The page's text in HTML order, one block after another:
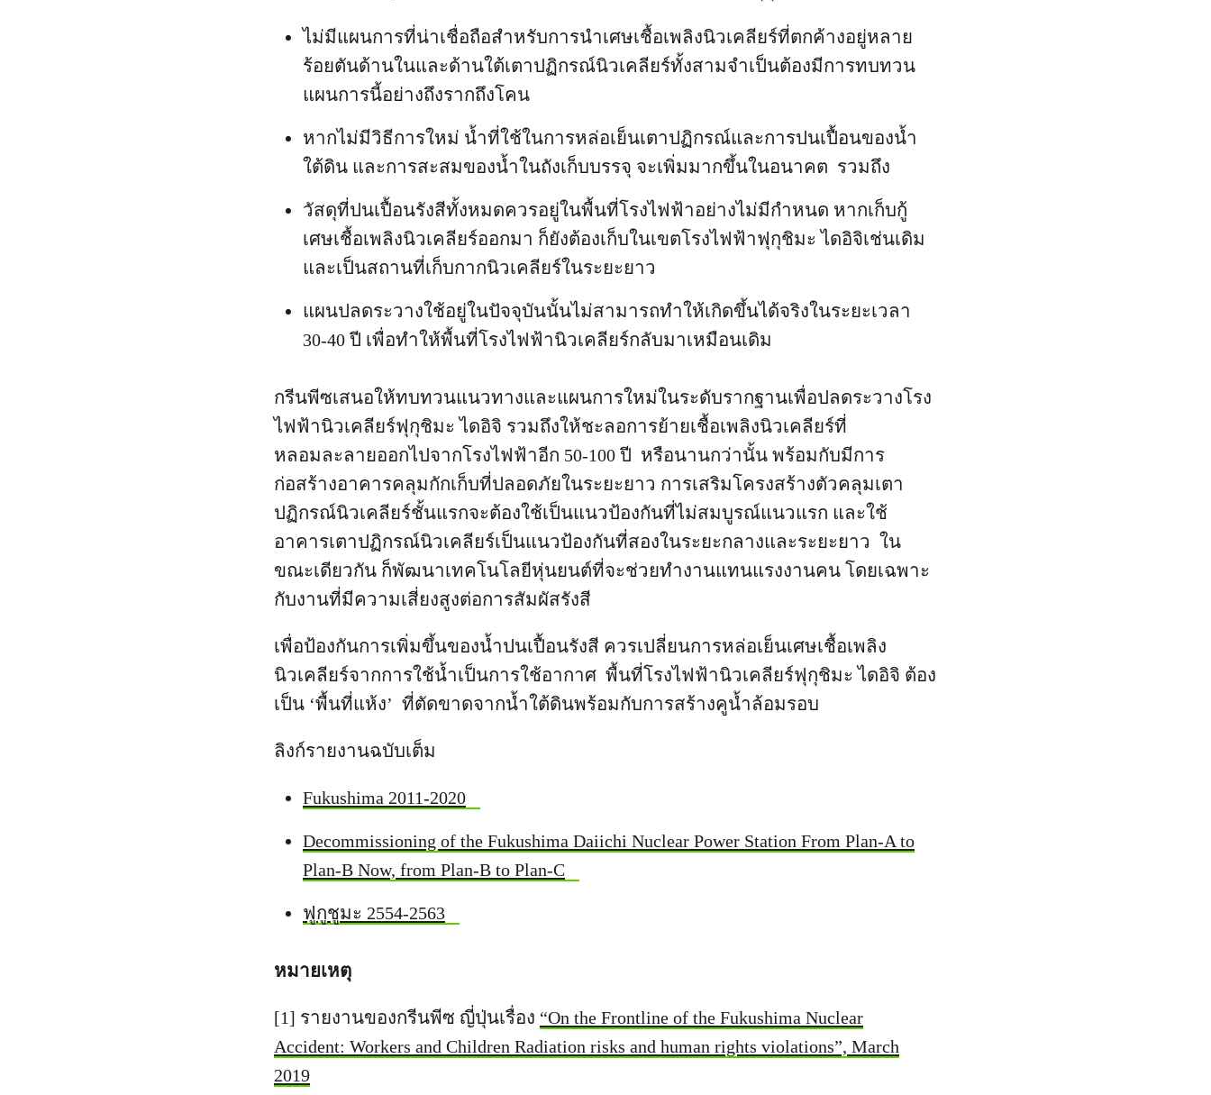
ไม่มีแผนการที่น่าเชื่อถือสำหรับการนำเศษเชื้อเพลิงนิวเคลียร์ที่ตกค้างอยู่หลาย
ร้อยตันด้านในและด้านใต้เตาปฏิกรณ์นิวเคลียร์ทั้งสามจำเป็นต้องมีการทบทวน
แผนการนี้อย่างถึงรากถึงโคน
หากไม่มีวิธีการใหม่ น้ำที่ใช้ในการหล่อเย็นเตาปฏิกรณ์และการปนเปื้อนของน้ำ
ใต้ดิน และการสะสมของน้ำในถังเก็บบรรจุ จะเพิ่มมากขึ้นในอนาคต รวมถึง
วัสดุที่ปนเปื้อนรังสีทั้งหมดควรอยู่ในพื้นที่โรงไฟฟ้าอย่างไม่มีกำหนด หากเก็บกู้
เศษเชื้อเพลิงนิวเคลียร์ออกมา ก็ยังต้องเก็บในเขตโรงไฟฟ้าฟุกุชิมะ ไดอิจิเช่นเดิม
และเป็นสถานที่เก็บกากนิวเคลียร์ในระยะยาว
แผนปลดระวางใช้อยู่ในปัจจุบันนั้นไม่สามารถทำให้เกิดขึ้นได้จริงในระยะเวลา
30-40 ปี เพื่อทำให้พื้นที่โรงไฟฟ้านิวเคลียร์กลับมาเหมือนเดิม
กรีนพีซเสนอให้ทบทวนแนวทางและแผนการใหม่ในระดับรากฐานเพื่อปลดระวางโรง
ไฟฟ้านิวเคลียร์ฟุกุชิมะ ไดอิจิ รวมถึงให้ชะลอการย้ายเชื้อเพลิงนิวเคลียร์ที่
หลอมละลายออกไปจากโรงไฟฟ้าอีก 50-100 ปี หรือนานกว่านั้น พร้อมกับมีการ
ก่อสร้างอาคารคลุมกักเก็บที่ปลอดภัยในระยะยาว การเสริมโครงสร้างตัวคลุมเตา
ปฏิกรณ์นิวเคลียร์ชั้นแรกจะต้องใช้เป็นแนวป้องกันที่ไม่สมบูรณ์แนวแรก และใช้
อาคารเตาปฏิกรณ์นิวเคลียร์เป็นแนวป้องกันที่สองในระยะกลางและระยะยาว ใน
ขณะเดียวกัน ก็พัฒนาเทคโนโลยีหุ่นยนต์ที่จะช่วยทำงานแทนแรงงานคน โดยเฉพาะ
กับงานที่มีความเสี่ยงสูงต่อการสัมผัสรังสี
เพื่อป้องกันการเพิ่มขึ้นของน้ำปนเปื้อนรังสี ควรเปลี่ยนการหล่อเย็นเศษเชื้อเพลิง
นิวเคลียร์จากการใช้น้ำเป็นการใช้อากาศ พื้นที่โรงไฟฟ้านิวเคลียร์ฟุกุชิมะ ไดอิจิ ต้อง
เป็น ‘พื้นที่แห้ง’ ที่ตัดขาดจากน้ำใต้ดินพร้อมกับการสร้างคูน้ำล้อมรอบ
ลิงก์รายงานฉบับเต็ม
Fukushima 2011-2020
Decommissioning of the Fukushima Daiichi Nuclear Power Station From Plan-A to
Plan-B Now, from Plan-B to Plan-C
ฟูกูชูมะ 2554-2563
หมายเหตุ
[1] รายงานของกรีนพีซ ญี่ปุ่นเรื่อง “On the Frontline of the Fukushima Nuclear
Accident: Workers and Children Radiation risks and human rights violations”, March
2019